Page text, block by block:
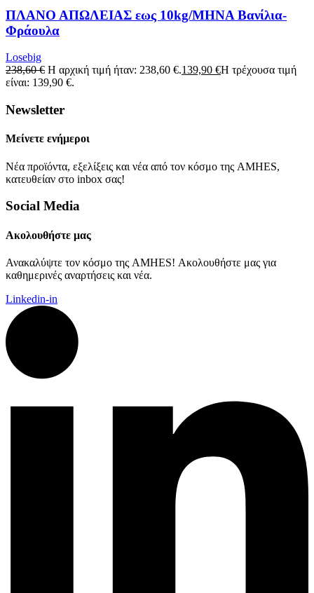
ΠΛΑΝΟ ΑΠΩΛΕΙΑΣ εως 10kg/ΜΗΝΑ Βανίλια-
Φράουλα
Losebig
238,60€ Η αρχική τιμή ήταν: 238,60 €.139,90 €Η τρέχουσα τιμή
είναι: 139,90 €.
Newsletter
Μείνετε ενήμεροι
Νέα προϊόντα, εξελίξεις και νέα από τον κόσμο της AMHES,
κατευθείαν στο inbox σας!
Social Media
Ακολουθήστε μας
Ανακαλύψτε τον κόσμο της AMHES! Ακολουθήστε μας για
καθημερινές αναρτήσεις και νέα.
Linkedin-in